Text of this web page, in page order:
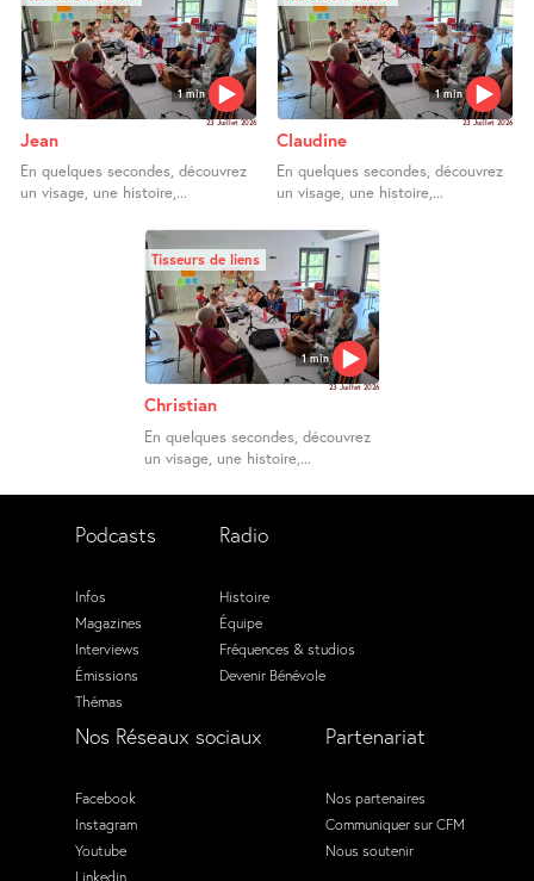
1 min
23 Juillet 2026
Jean
En quelques secondes, découvrez
un visage, une histoire,...
1 min
23 Juillet 2026
Claudine
En quelques secondes, découvrez
un visage, une histoire,...
1 min
Tisseurs de liens
23 Juillet 2026
Christian
En quelques secondes, découvrez
un visage, une histoire,...
Podcasts
Infos
Magazines
Interviews
Émissions
Thémas
Radio
Histoire
Équipe
Fréquences & studios
Devenir Bénévole
Nos Réseaux sociaux
Facebook
Instagram
Youtube
Linkedin
Partenariat
Nos partenaires
Communiquer sur CFM
Nous soutenir